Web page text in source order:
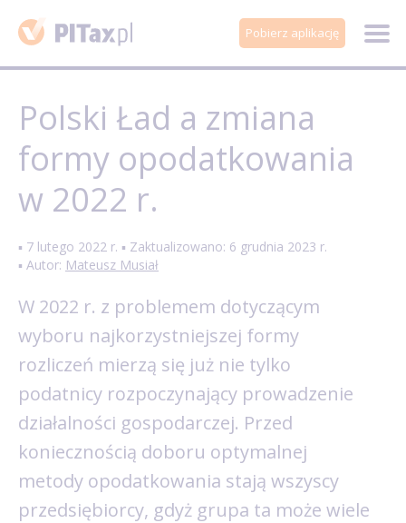
Pobierz aplikację
Polski Ład a zmiana
formy opodatkowania
w 2022 r.
▪ 7 lutego 2022 r. ▪ Zaktualizowano: 6 grudnia 2023 r.
▪ Autor: Mateusz Musiał
W 2022 r. z problemem dotyczącym
wyboru najkorzystniejszej formy
rozliczeń mierzą się już nie tylko
podatnicy rozpoczynający prowadzenie
działalności gospodarczej. Przed
koniecznością doboru optymalnej
metody opodatkowania stają wszyscy
przedsiębiorcy, gdyż grupa ta może wiele